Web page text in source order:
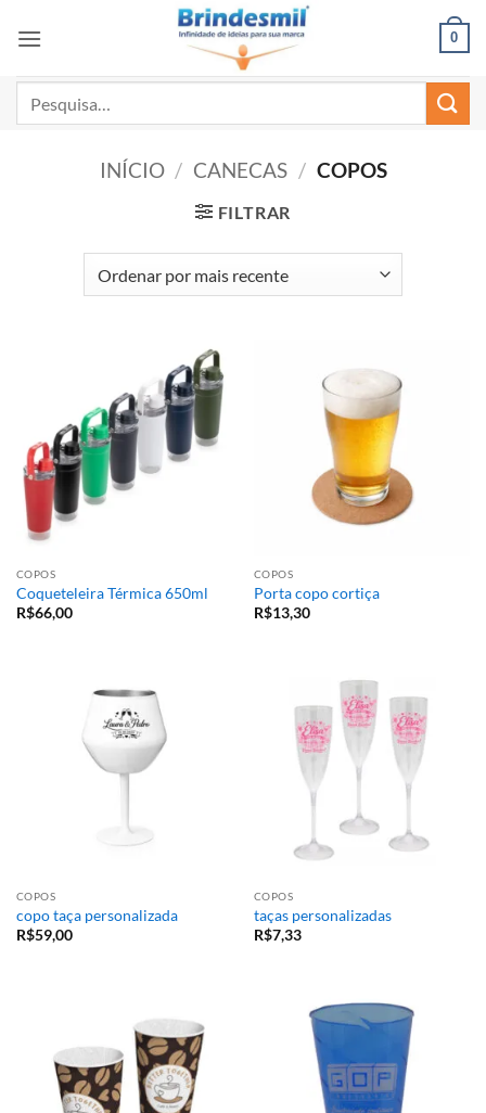
0
INÍCIO / CANECAS / COPOS
FILTRAR
COPOS
Coqueteleira Térmica 650ml
R$66,00
COPOS
Porta copo cortiça
R$13,30
COPOS
copo taça personalizada
R$59,00
COPOS
taças personalizadas
R$7,33